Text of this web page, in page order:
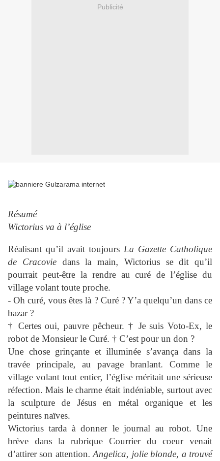
Publicité
Résumé
Wictorius va à l’église
Réalisant qu’il avait toujours La Gazette Catholique
de Cracoviedans la main, Wictorius se dit qu’il
pourrait peut-être la rendre au curé de l’église du
village volant toute proche.
- Oh curé, vous êtes là ? Curé ? Y’a quelqu’un dans ce
bazar ?
† Certes oui, pauvre pêcheur. † Je suis Voto-Ex, le
robot de Monsieur le Curé. † C’est pour un don ?
Une chose grinçante et illuminée s’avança dans la
travée principale, au pavage branlant. Comme le
village volant tout entier, l’église méritait une sérieuse
réfection. Mais le charme était indéniable, surtout avec
la sculpture de Jésus en métal organique et les
peintures naïves.
Wictorius tarda à donner le journal au robot. Une
brève dans la rubrique Courrier du coeur venait
d’attirer son attention.Angelica, jolie blonde, a trouvé